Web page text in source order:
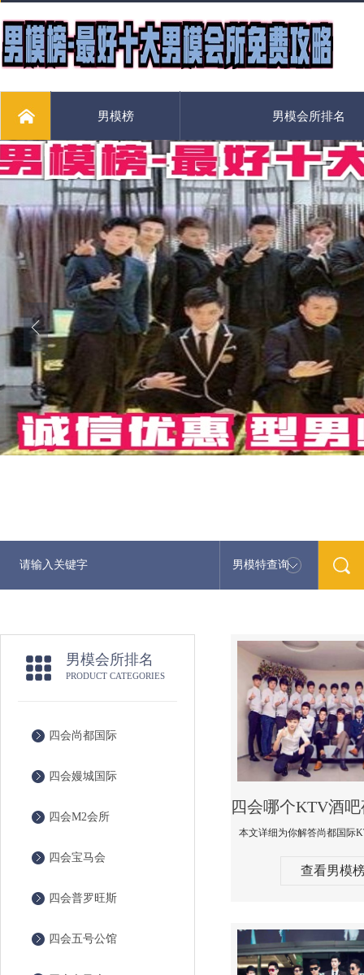
男模榜 男模会所排名
男模特查询
男模会所排名
PRODUCT CATEGORIES
四会尚都国际
四会嫚城国际
四会M2会所
四会宝马会
四会普罗旺斯
四会五号公馆
查看男模